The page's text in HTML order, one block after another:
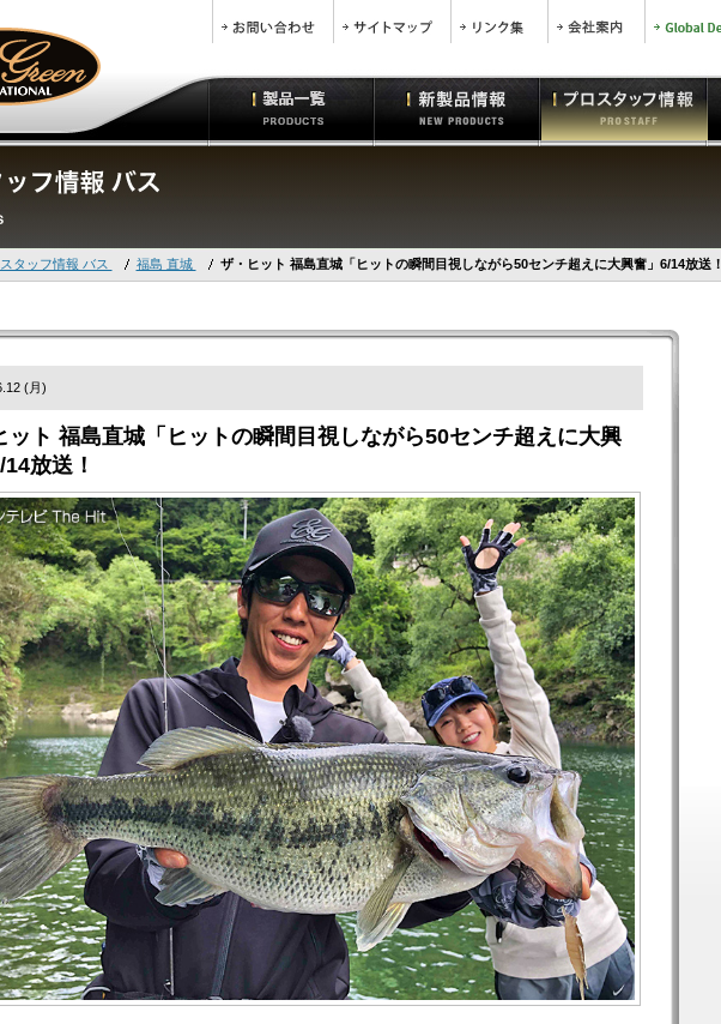
タッフ情報 バス 福島 直城 ザ・ヒット 福島直城「ヒットの瞬間目視しながら50センチ超えに大興奮」6/14放送！
(月)
ット 福島直城「ヒットの瞬間目視しながら50センチ超えに大興
放送！